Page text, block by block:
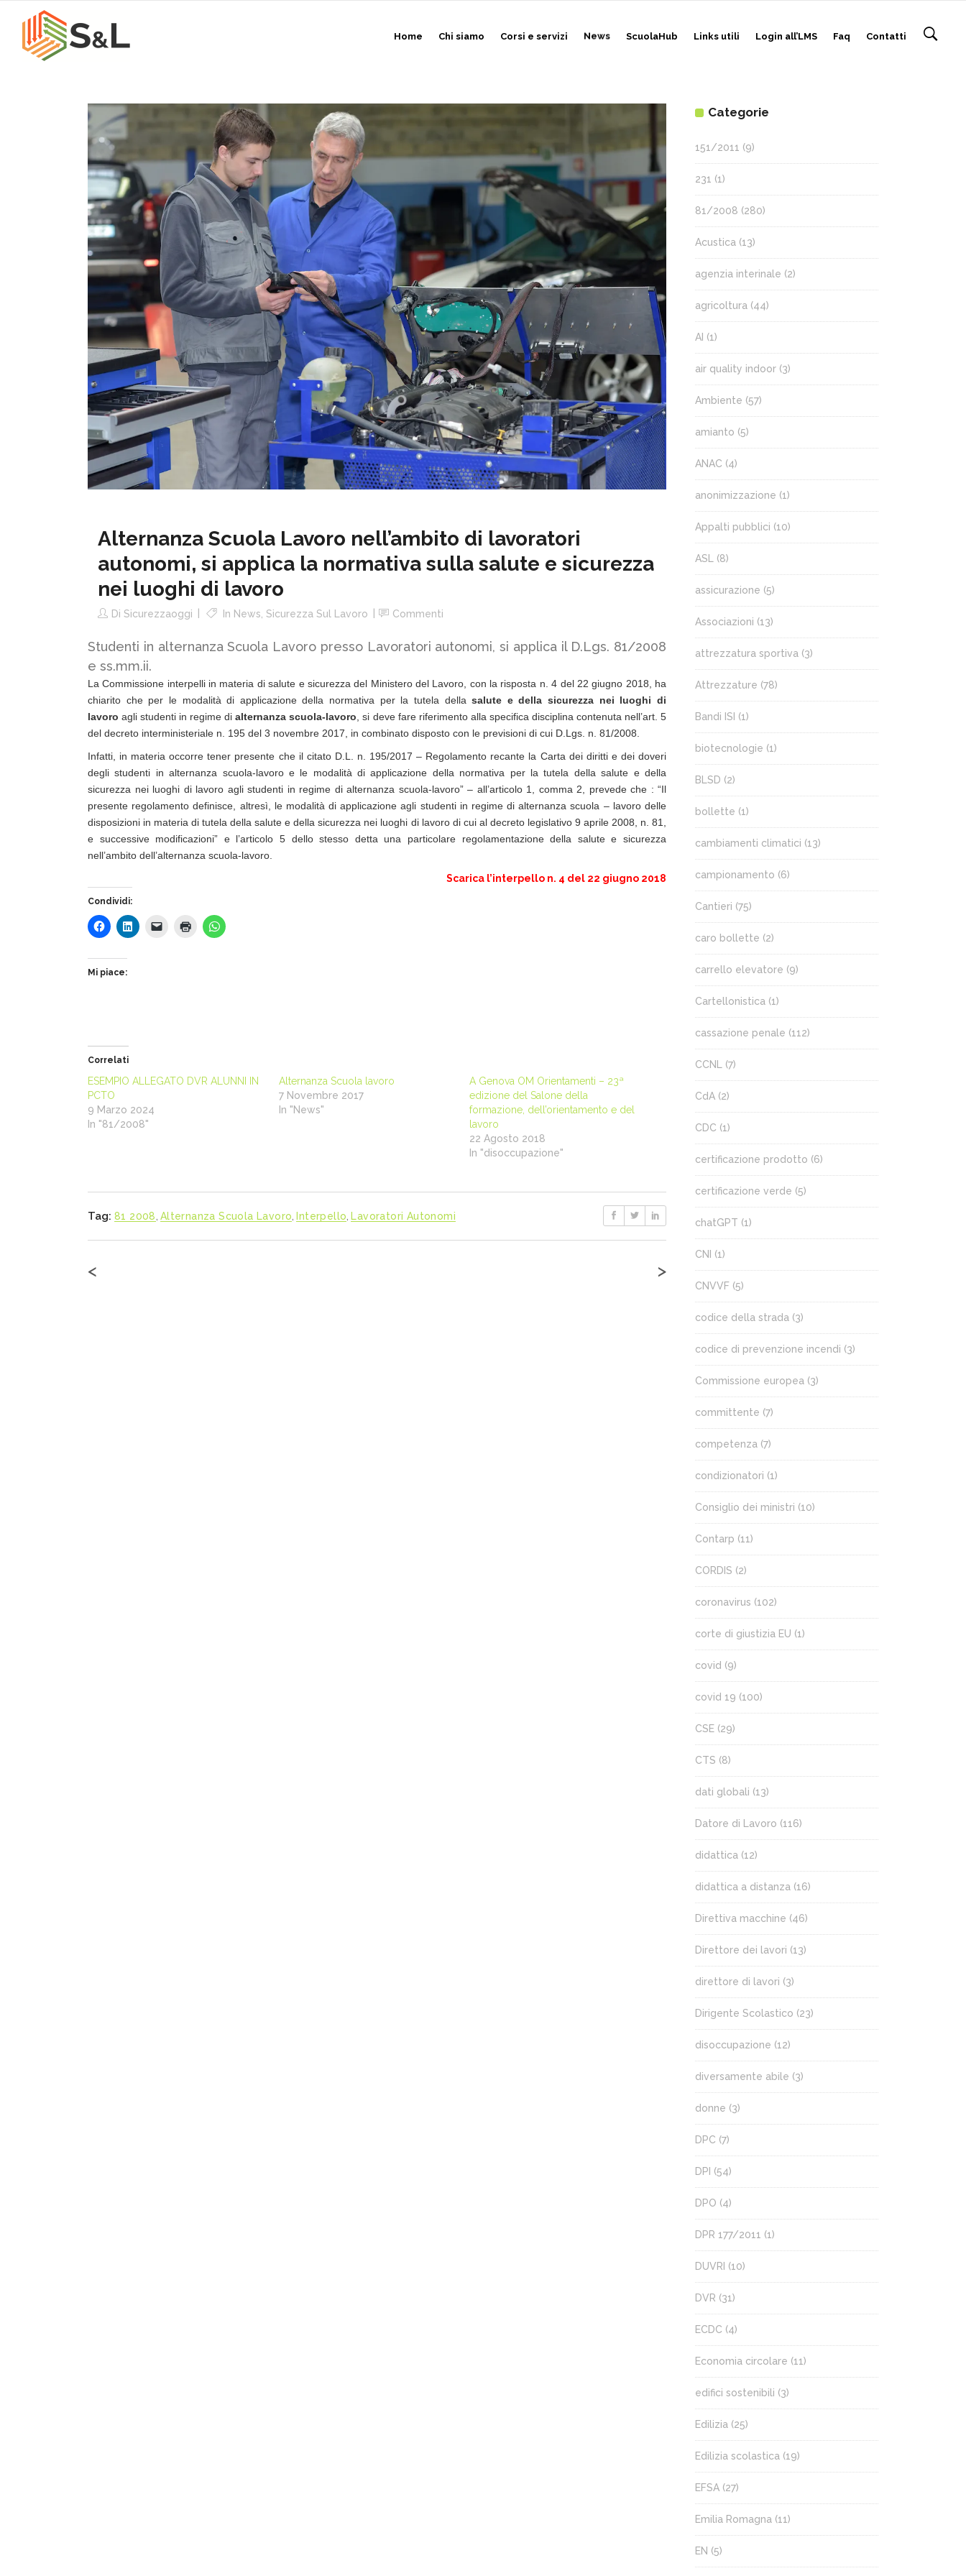
Home Chi siamo Corsi e servizi News ScuolaHub Links utili Login all’LMS Faq Contatti
Alternanza Scuola Lavoro nell’ambito di lavoratori
autonomi, si applica la normativa sulla salute e sicurezza
nei luoghi di lavoro
Di Sicurezzaoggi In News, Sicurezza Sul Lavoro Commenti
Studenti in alternanza Scuola Lavoro presso Lavoratori autonomi, si applica il D.Lgs. 81/2008
e ss.mm.ii.
La Commissione interpelli in materia di salute e sicurezza del Ministero del Lavoro, con la risposta n. 4 del 22 giugno 2018, ha
chiarito che per le modalità di applicazione della normativa per la tutela dellasalute e della sicurezza nei luoghi di
lavoro agli studenti in regime dialternanza scuola-lavoro, si deve fare riferimento alla specifica disciplina contenuta nell’art. 5
del decreto interministeriale n. 195 del 3 novembre 2017, in combinato disposto con le previsioni di cui D.Lgs. n. 81/2008.
Infatti, in materia occorre tener presente che il citato D.L. n. 195/2017 – Regolamento recante la Carta dei diritti e dei doveri
degli studenti in alternanza scuola-lavoro e le modalità di applicazione della normativa per la tutela della salute e della
sicurezza nei luoghi di lavoro agli studenti in regime di alternanza scuola-lavoro” – all’articolo 1, comma 2, prevede che : “Il
presente regolamento definisce, altresì, le modalità di applicazione agli studenti in regime di alternanza scuola – lavoro delle
disposizioni in materia di tutela della salute e della sicurezza nei luoghi di lavoro di cui al decreto legislativo 9 aprile 2008, n. 81,
e successive modificazioni” e l’articolo 5 dello stesso detta una particolare regolamentazione della salute e sicurezza
nell’ambito dell’alternanza scuola-lavoro.
Scarica l’interpello n. 4 del 22 giugno 2018
Condividi:
Mi piace:
Correlati
ESEMPIO ALLEGATO DVR ALUNNI IN
PCTO
9 Marzo 2024
In "81/2008"
Alternanza Scuola lavoro
7 Novembre 2017
In "News"
A Genova OM Orientamenti – 23ª
edizione del Salone della
formazione, dell’orientamento e del
lavoro
22 Agosto 2018
In "disoccupazione"
Tag: 81 2008, Alternanza Scuola Lavoro, Interpello, Lavoratori Autonomi
< >
Categorie
151/2011 (9)
231 (1)
81/2008 (280)
Acustica (13)
agenzia interinale (2)
agricoltura (44)
AI (1)
air quality indoor (3)
Ambiente (57)
amianto (5)
ANAC (4)
anonimizzazione (1)
Appalti pubblici (10)
ASL (8)
assicurazione (5)
Associazioni (13)
attrezzatura sportiva (3)
Attrezzature (78)
Bandi ISI (1)
biotecnologie (1)
BLSD (2)
bollette (1)
cambiamenti climatici (13)
campionamento (6)
Cantieri (75)
caro bollette (2)
carrello elevatore (9)
Cartellonistica (1)
cassazione penale (112)
CCNL (7)
CdA (2)
CDC (1)
certificazione prodotto (6)
certificazione verde (5)
chatGPT (1)
CNI (1)
CNVVF (5)
codice della strada (3)
codice di prevenzione incendi (3)
Commissione europea (3)
committente (7)
competenza (7)
condizionatori (1)
Consiglio dei ministri (10)
Contarp (11)
CORDIS (2)
coronavirus (102)
corte di giustizia EU (1)
covid (9)
covid 19 (100)
CSE (29)
CTS (8)
dati globali (13)
Datore di Lavoro (116)
didattica (12)
didattica a distanza (16)
Direttiva macchine (46)
Direttore dei lavori (13)
direttore di lavori (3)
Dirigente Scolastico (23)
disoccupazione (12)
diversamente abile (3)
donne (3)
DPC (7)
DPI (54)
DPO (4)
DPR 177/2011 (1)
DUVRI (10)
DVR (31)
ECDC (4)
Economia circolare (11)
edifici sostenibili (3)
Edilizia (25)
Edilizia scolastica (19)
EFSA (27)
Emilia Romagna (11)
EN (5)